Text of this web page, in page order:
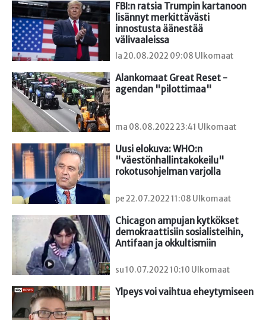
FBI:n ratsia Trumpin kartanoon
lisännyt merkittävästi
innostusta äänestää
välivaaleissa
la 20.08.2022 09:08 Ulkomaat
Alankomaat Great Reset -
agendan "pilottimaa"
ma 08.08.2022 23:41 Ulkomaat
Uusi elokuva: WHO:n
"väestönhallintakokeilu"
rokotusohjelman varjolla
pe 22.07.2022 11:08 Ulkomaat
Chicagon ampujan kytkökset
demokraattisiin sosialisteihin,
Antifaan ja okkultismiin
su 10.07.2022 10:10 Ulkomaat
Ylpeys voi vaihtua eheytymiseen